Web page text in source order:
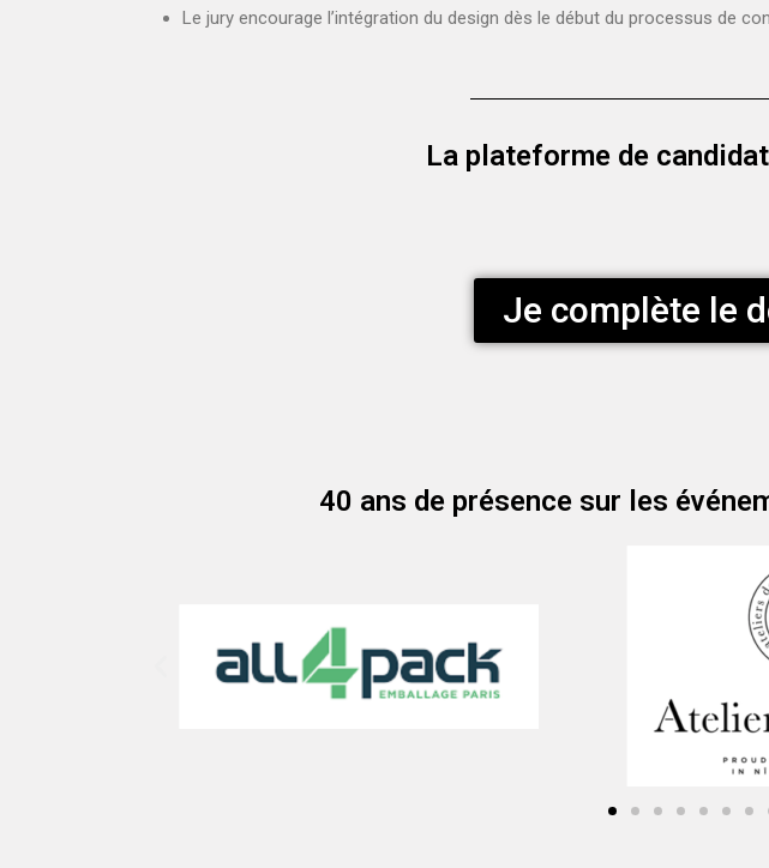
Le jury encourage l’intégration du design dès le début du processus de
La plateforme de
Je complète le
40 ans de présence sur les